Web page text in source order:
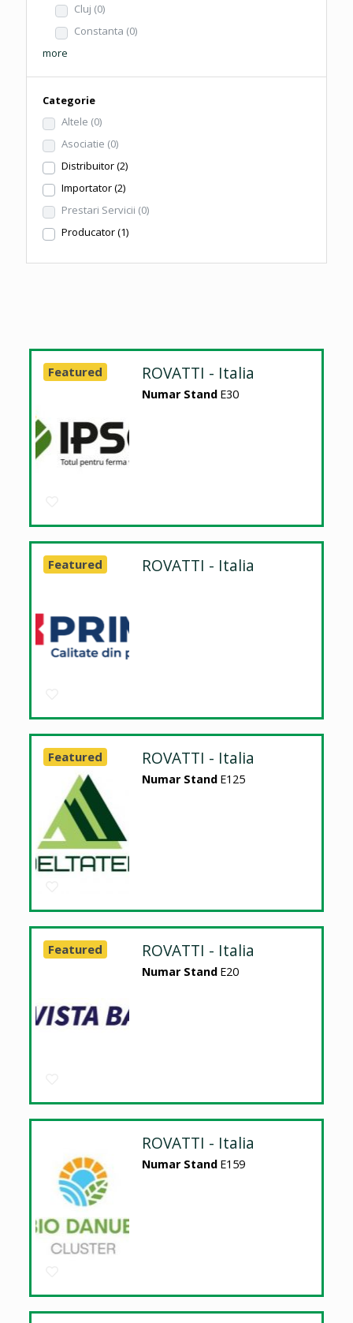
Cluj (0)
Constanta (0)
more
Categorie
Altele (0)
Asociatie (0)
Distribuitor(2)
Importator(2)
Prestari Servicii (0)
Producator(1)
ROVATTI - Italia
Numar Stand E30
Featured
ROVATTI - Italia
Featured
ROVATTI - Italia
Numar Stand E125
Featured
ROVATTI - Italia
Numar Stand E20
Featured
ROVATTI - Italia
Numar Stand E159